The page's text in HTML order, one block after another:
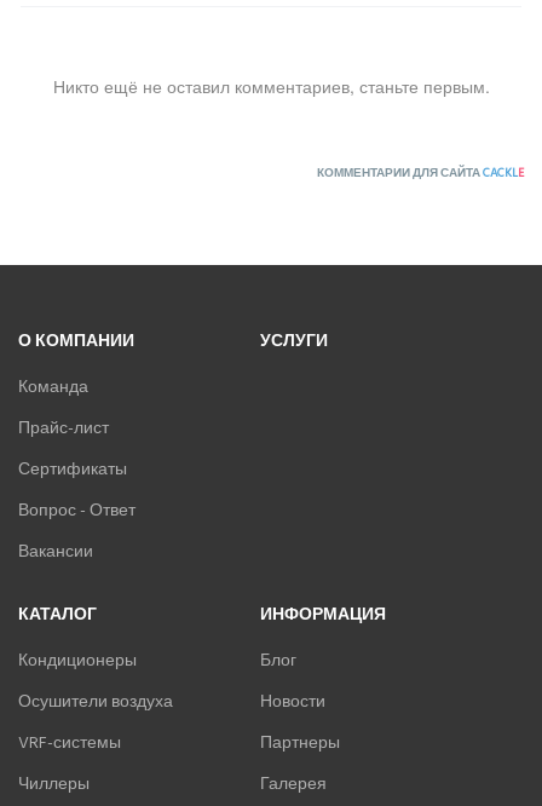
Никто ещё не оставил комментариев, станьте первым.
КОММЕНТАРИИ ДЛЯ САЙТАCACKLE
О КОМПАНИИ
Команда
Прайс-лист
Сертификаты
Вопрос - Ответ
Вакансии
УСЛУГИ
КАТАЛОГ
Кондиционеры
Осушители воздуха
VRF-системы
Чиллеры
ИНФОРМАЦИЯ
Блог
Новости
Партнеры
Галерея